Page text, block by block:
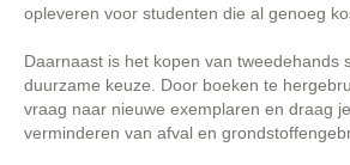
opleveren voor studenten die al genoeg
Daarnaast is het kopen van tweedehands
duurzame keuze. Door boeken te
vraag naar nieuwe exemplaren en draag
verminderen van afval en